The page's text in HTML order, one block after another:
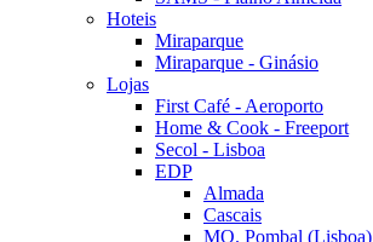
Hoteis
Miraparque
Miraparque - Ginásio
Lojas
First Café - Aeroporto
Home & Cook - Freeport
Secol - Lisboa
EDP
Almada
Cascais
MQ. Pombal (Lisboa)